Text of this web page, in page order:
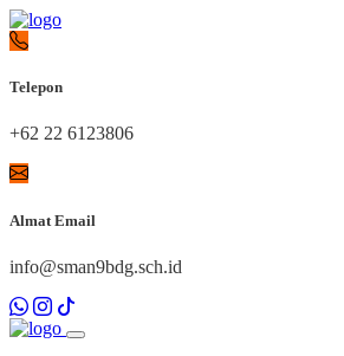
Telepon
+62 22 6123806
Almat Email
info@sman9bdg.sch.id